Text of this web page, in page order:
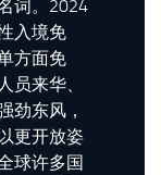
词。2024
入境免
方面免
员来华、
劲东风，
更开放姿
球许多国